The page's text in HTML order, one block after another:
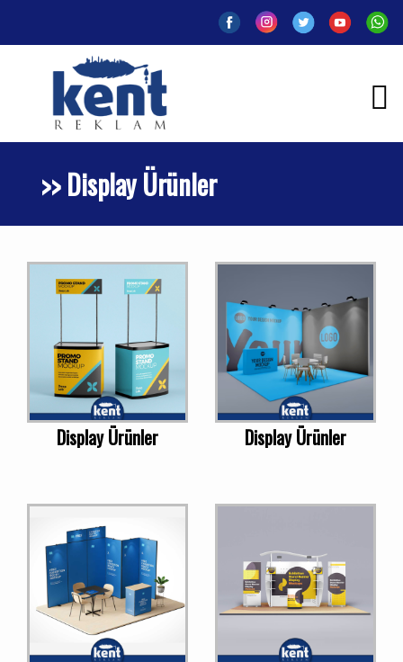
>> Display Ürünler
Display Ürünler Display Ürünler